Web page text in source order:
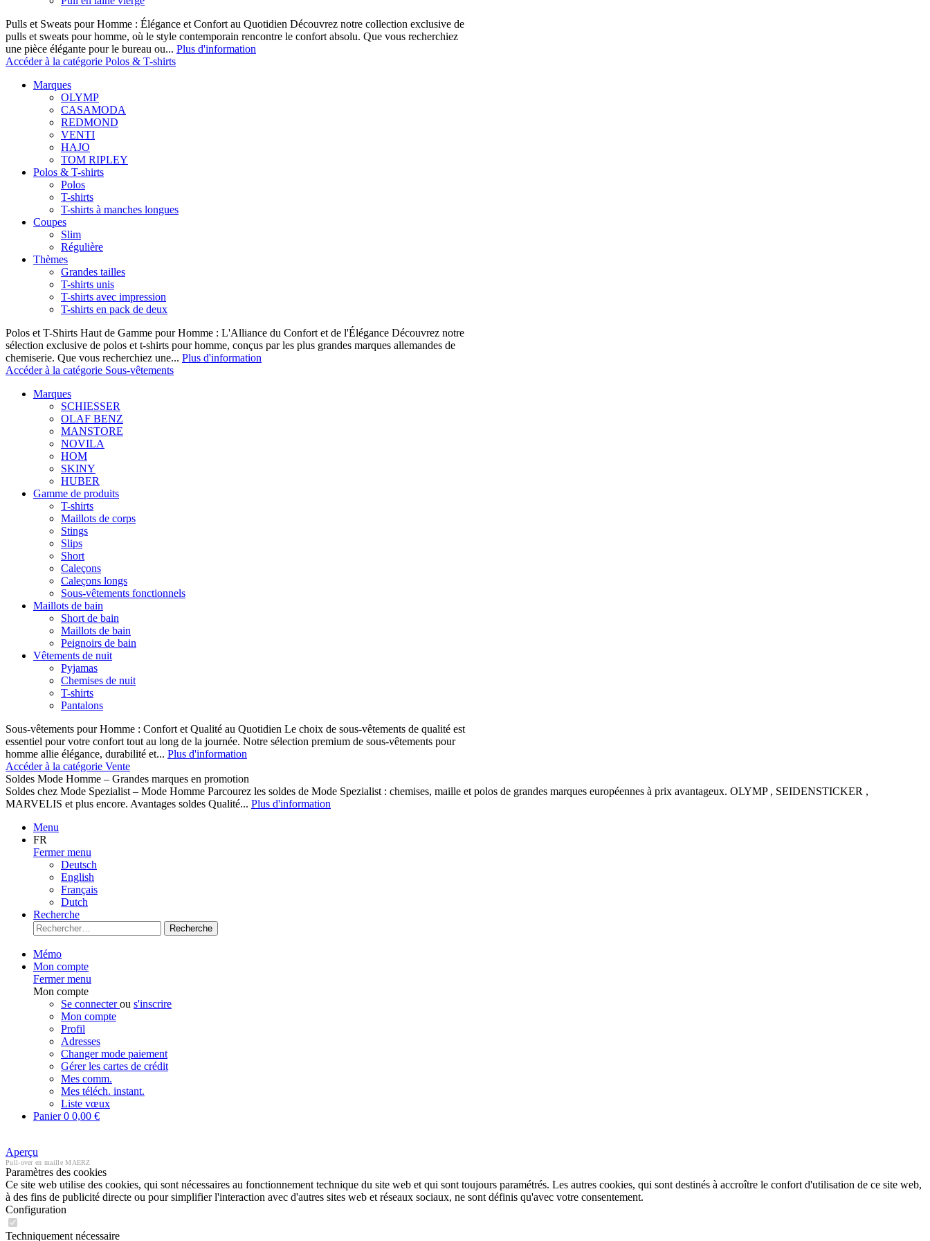
Pulls et Sweats pour Homme : Élégance et Confort au Quotidien Découvrez notre collection exclusive de
pulls et sweats pour homme, où le style contemporain rencontre le confort absolu. Que vous recherchiez
une pièce élégante pour le bureau ou... Plus d'information
Accéder à la catégorie Polos & T-shirts
Marques
OLYMP
CASAMODA
REDMOND
VENTI
HAJO
TOM RIPLEY
Polos & T-shirts
Polos
T-shirts
T-shirts à manches longues
Coupes
Slim
Régulière
Thèmes
Grandes tailles
T-shirts unis
T-shirts avec impression
T-shirts en pack de deux
Polos et T-Shirts Haut de Gamme pour Homme : L'Alliance du Confort et de l'Élégance Découvrez notre
sélection exclusive de polos et t-shirts pour homme, conçus par les plus grandes marques allemandes de
chemiserie. Que vous recherchiez une... Plus d'information
Accéder à la catégorie Sous-vêtements
Marques
SCHIESSER
OLAF BENZ
MANSTORE
NOVILA
HOM
SKINY
HUBER
Gamme de produits
T-shirts
Maillots de corps
Stings
Slips
Short
Caleçons
Caleçons longs
Sous-vêtements fonctionnels
Maillots de bain
Short de bain
Maillots de bain
Peignoirs de bain
Vêtements de nuit
Pyjamas
Chemises de nuit
T-shirts
Pantalons
Sous-vêtements pour Homme : Confort et Qualité au Quotidien Le choix de sous-vêtements de qualité est
essentiel pour votre confort tout au long de la journée. Notre sélection premium de sous-vêtements pour
homme allie élégance, durabilité et... Plus d'information
Accéder à la catégorie Vente
Soldes Mode Homme – Grandes marques en promotion
Soldes chez Mode Spezialist – Mode Homme Parcourez les soldes de Mode Spezialist : chemises, maille et polos de grandes marques européennes à prix avantageux. OLYMP , SEIDENSTICKER ,
MARVELIS et plus encore. Avantages soldes Qualité... Plus d'information
Menu
FR
Fermer menu
Deutsch
English
Français
Dutch
Recherche
Recherche
Mémo
Mon compte
Fermer menu
Mon compte
Se connecterou s'inscrire
Mon compte
Profil
Adresses
Changer mode paiement
Gérer les cartes de crédit
Mes comm.
Mes téléch. instant.
Liste vœux
Panier0 0,00 €
Aperçu
Pull-over en maille MAERZ
Paramètres des cookies
Ce site web utilise des cookies, qui sont nécessaires au fonctionnement technique du site web et qui sont toujours paramétrés. Les autres cookies, qui sont destinés à accroître le confort d'utilisation de ce site web,
à des fins de publicité directe ou pour simplifier l'interaction avec d'autres sites web et réseaux sociaux, ne sont définis qu'avec votre consentement.
Configuration
Techniquement nécessaire